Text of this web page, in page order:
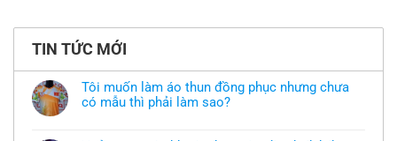
TIN TỨC MỚI
Tôi muốn làm áo thun đồng phục nhưng chưa
có mẫu thì phải làm sao?